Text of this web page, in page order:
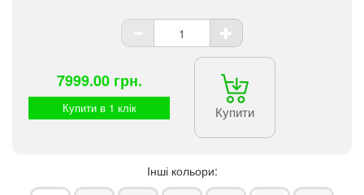
7999.00 грн.
Купити в 1 клік Купити
Інші кольори: